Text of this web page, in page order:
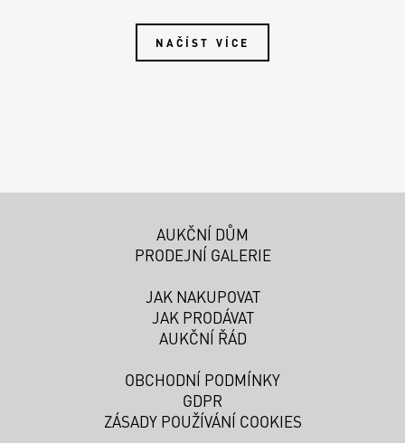
NAČÍST VÍCE
AUKČNÍ DŮM
PRODEJNÍ GALERIE
JAK NAKUPOVAT
JAK PRODÁVAT
AUKČNÍ ŘÁD
OBCHODNÍ PODMÍNKY
GDPR
ZÁSADY POUŽÍVÁNÍ COOKIES